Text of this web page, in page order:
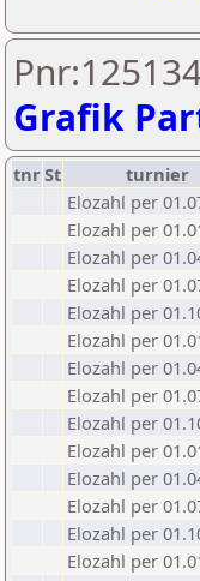
Grafik
tnrSt turnier
Elozahl per
Elozahl per
Elozahl per
Elozahl per
Elozahl per
Elozahl per
Elozahl per
Elozahl per
Elozahl per
Elozahl per
Elozahl per
Elozahl per
Elozahl per
Elozahl per